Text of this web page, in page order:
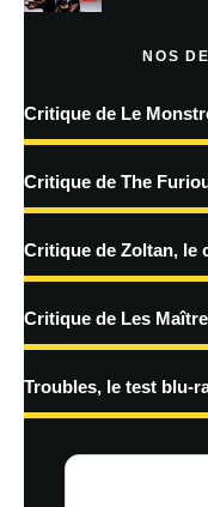
Prévenez-moi de tous les
traitées
NOS
Critique de Le
Critique de The
Critique de Zoltan, le
Critique de Les
Troubles, le test blu-